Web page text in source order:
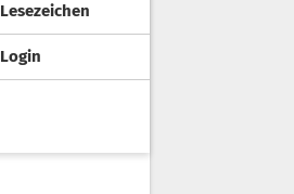
Lesezeichen
Login